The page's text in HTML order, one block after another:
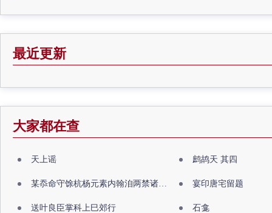
最近更新
大家都在查
天上谣 鹧鸪天 其四
某忝命守馀杭杨元素内翰洎两禁诸公出祖佛寺 宴印唐宅留题
送叶良臣掌科上巳郊行 石龛